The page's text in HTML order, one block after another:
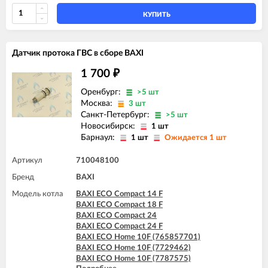
BAXI FOURTECH 24 (CSB)
BAXI FOURTECH 24 (CSR)
BAXI FOURTECH 24 F (CSB)
КУПИТЬ
Датчик протока ГВС в сборе BAXI
1 700 ₽
Оренбург: >5 шт
Москва: 3 шт
Санкт-Петербург: >5 шт
Новосибирск: 1 шт
Барнаул: 1 шт Ожидается 1 шт
Артикул 710048100
Бренд BAXI
Модель котла
BAXI ECO Compact 14 F
BAXI ECO Compact 18 F
BAXI ECO Compact 24
BAXI ECO Compact 24 F
BAXI ECO Home 10F (765857701)
BAXI ECO Home 10F (7729462)
BAXI ECO Home 10F (7787575)